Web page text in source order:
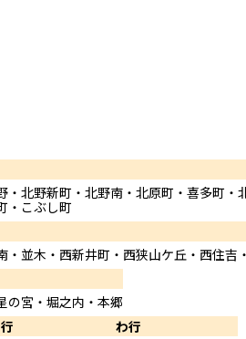
北野新町・北野南・北原町・喜多町・
・こぶし町
・並木・西新井町・西狭山ケ丘・西住吉
の宮・堀之内・本郷
わ行